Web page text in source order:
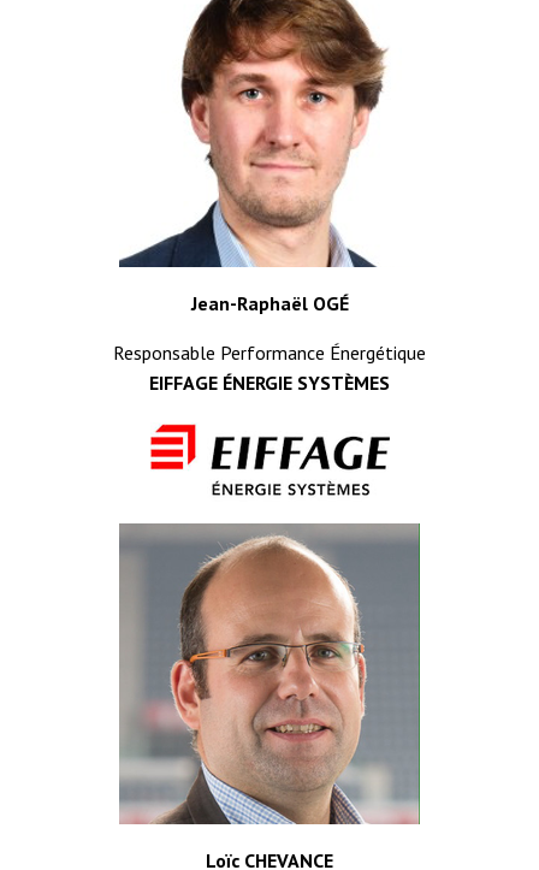
Jean-Raphaël OGÉ
Responsable Performance Énergétique
EIFFAGE ÉNERGIE SYSTÈMES
Loïc CHEVANCE